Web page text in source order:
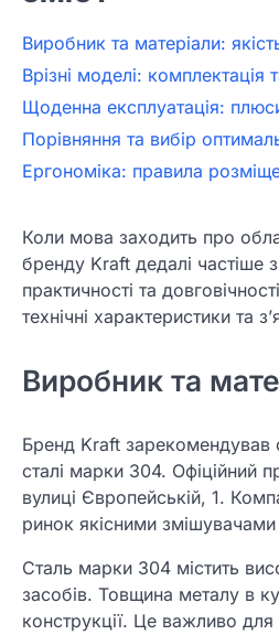
Виробник та матеріали:
Врізні моделі:
Щоденна експлуатація:
Порівняння та вибір
Ергономіка: правила
Коли мова заходить про
бренду Kraft дедалі частіше
практичності та
технічні характеристики та
Виробник та
Бренд Kraft зарекомендував
сталі марки 304. Офіційний
вулиці Європейській, 1.
ринок якісними
Сталь марки 304 містить
засобів. Товщина металу в
конструкції. Це важливо